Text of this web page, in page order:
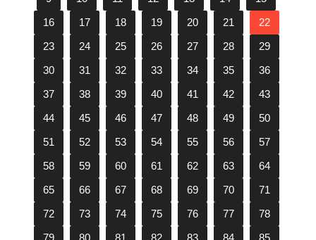
16
17 18 19 20 21
22
23
24 25 26 27 28
29
30
31 32 33 34 35
36
37
38 39 40 41 42
43
44
45 46 47 48 49
50
51
52 53 54 55 56
57
58
59 60 61 62 63
64
65
66 67 68 69 70
71
72
73 74 75 76 77
78
79
80 81 82 83 84
85